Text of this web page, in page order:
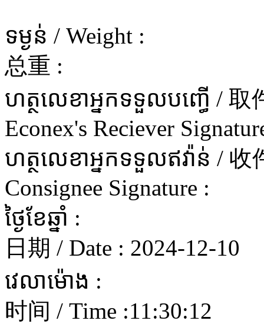
ទម្ងន់ / Weight :
总重 :
ហត្ថលេខាអ្នកទទួលបញ្ធើ / 取
Econex's Reciever
ហត្ថលេខាអ្នកទទួលឥវ៉ាន់ /
Consignee Signature :
ថ្ងៃខែឆ្នាំ :
日期 / Date : 2024-12-10
វេលាម៉ោង :
时间 / Time :11:30:12